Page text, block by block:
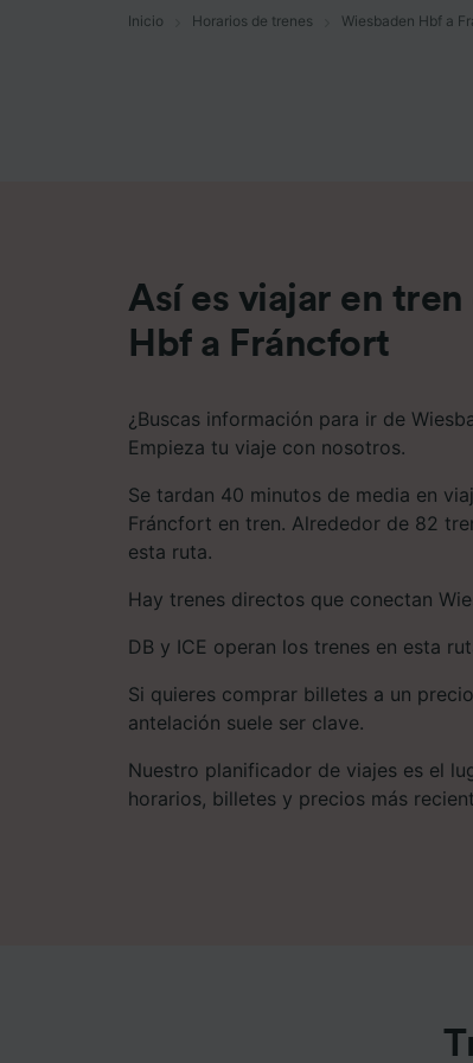
Inicio Horarios de trenes Wiesbaden Hbf a
Así es viajar en
Hbf a Fráncfort
¿Buscas información para ir de
Empieza tu viaje con nosotros.
Se tardan 40 minutos de media en
Fráncfort en tren. Alrededor de 82
esta ruta.
Hay trenes directos que conectan
DB y ICE operan los trenes en esta
Si quieres comprar billetes a un
antelación suele ser clave.
Nuestro planificador de viajes es el
horarios, billetes y precios más